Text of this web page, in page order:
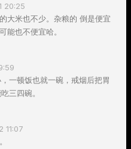
20:25
大米也不少。杂粮的 倒是便宜
能也不便宜哈。
一顿饭也就一碗，戒烟后把胃
三四碗。
11:07